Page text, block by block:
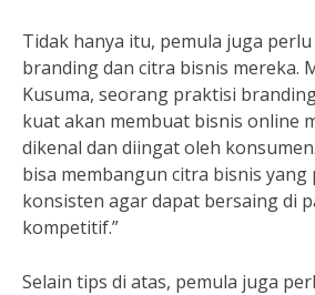
Tidak hanya itu, pemula juga
branding dan citra bisnis mereka.
Kusuma, seorang praktisi
kuat akan membuat bisnis online
dikenal dan diingat oleh
bisa membangun citra bisnis yang
konsisten agar dapat bersaing di
kompetitif.”
Selain tips di atas, pemula juga